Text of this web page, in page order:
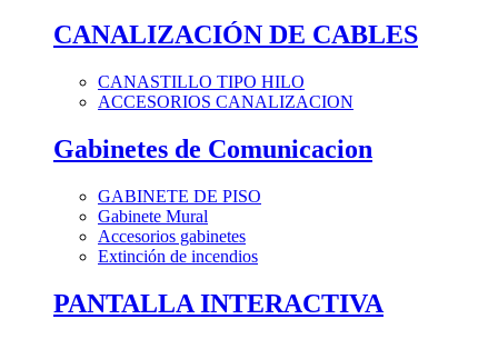
CANALIZACIÓN DE CABLES
CANASTILLO TIPO HILO
ACCESORIOS CANALIZACION
Gabinetes de Comunicacion
GABINETE DE PISO
Gabinete Mural
Accesorios gabinetes
Extinción de incendios
PANTALLA INTERACTIVA